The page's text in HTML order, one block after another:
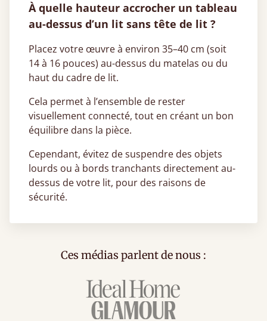
À quelle hauteur accrocher un tableau
au-dessus d’un lit sans tête de lit ?
Placez votre œuvre à environ 35–40 cm (soit
14 à 16 pouces) au-dessus du matelas ou du
haut du cadre de lit.
Cela permet à l’ensemble de rester
visuellement connecté, tout en créant un bon
équilibre dans la pièce.
Cependant, évitez de suspendre des objets
lourds ou à bords tranchants directement au-
dessus de votre lit, pour des raisons de
sécurité.
Ces médias parlent de nous :